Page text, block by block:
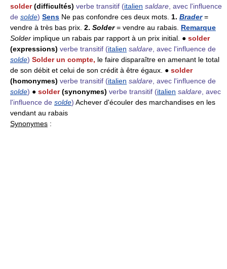
solder(difficultés) verbe transitif (italien saldare , avec l'influence
de solde) Sens Ne pas confondre ces deux mots. 1. Brader=
vendre à très bas prix. 2. Solder= vendre au rabais. Remarque
Solder implique un rabais par rapport à un prix initial. ● solder
(expressions) verbe transitif (italien saldare , avec l'influence de
solde) Solder un compte, le faire disparaître en amenant le total
de son débit et celui de son crédit à être égaux. ● solder
(homonymes) verbe transitif (italien saldare , avec l'influence de
solde) ● solder(synonymes) verbe transitif (italien saldare , avec
l'influence de solde) Achever d'écouler des marchandises en les
vendant au rabais
Synonymes :